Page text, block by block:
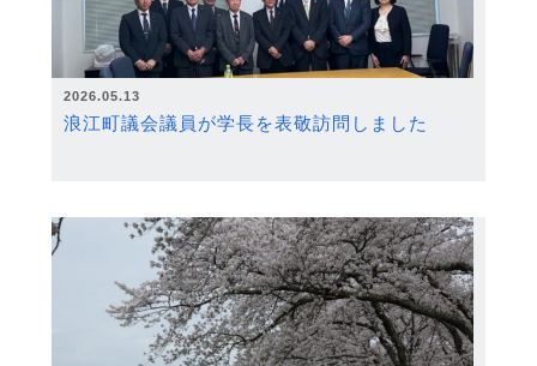
2026.05.13
浪江町議会議員が学長を表敬訪問しました